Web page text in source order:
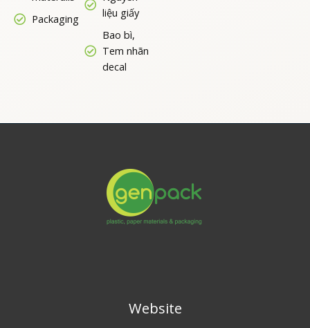
Packaging
liệu giấy
Bao bì,
Tem nhãn
decal
Website